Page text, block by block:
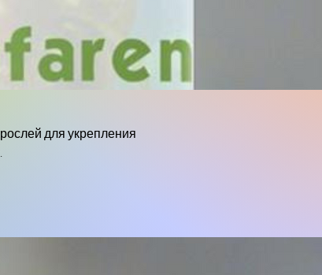
для укрепления